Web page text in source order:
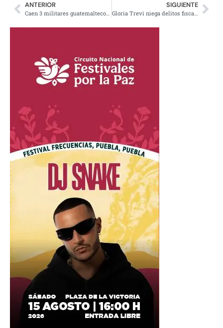
ANTERIOR
Caen 3 militares guatemaltecos por aeronaves con drogas del CJNG
SIGUIENTE
Gloria Trevi niega delitos fiscales; demandará a medios por difamación